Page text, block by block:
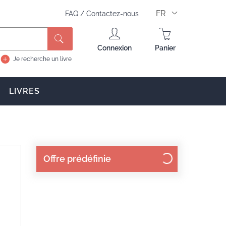
FAQ / Contactez-nous FR
Je recherche un livre
Connexion Panier
LIVRES
Offre prédéfinie